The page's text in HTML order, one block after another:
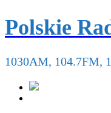
Polskie
1030AM, 104.7FM,